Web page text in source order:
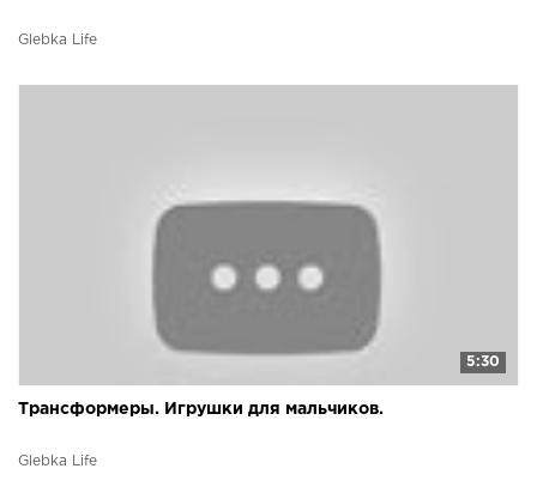
Glebka Life
5:30
Трансформеры. Игрушки для мальчиков.
Glebka Life